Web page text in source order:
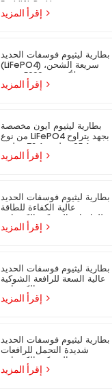
بطارية ليثيوم فوسفات الحديد
(LiFePO4) سريعة الشحن،
مناسبة للرافعات الشوكية
بطارية ليثيوم أيون مخصصة
من نوع LiFePO4 بجهد يتراوح
مناسبة للرافعات الشوكية
بطارية ليثيوم فوسفات الحديد
عالية الكفاءة للطاقة
بطارية ليثيوم فوسفات الحديد
عالية السعة للرافعة الشوكية
بطارية ليثيوم فوسفات الحديد
شديدة التحمل للرافعات